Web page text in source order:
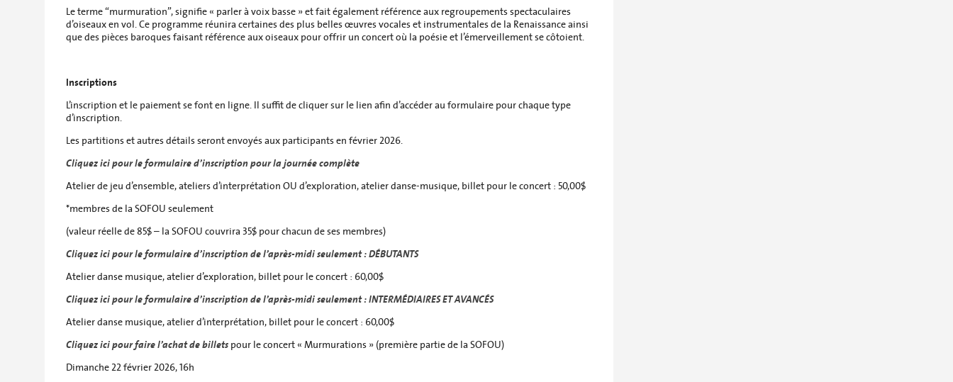
Le terme “murmuration”, signifie « parler à voix basse » et fait également référence aux regroupements spectaculaires
d’oiseaux en vol. Ce programme réunira certaines des plus belles œuvres vocales et instrumentales de la Renaissance ainsi
que des pièces baroques faisant référence aux oiseaux pour offrir un concert où la poésie et l’émerveillement se côtoient.
Inscriptions
L’inscription et le paiement se font en ligne. Il suffit de cliquer sur le lien afin d’accéder au formulaire pour chaque type
d’inscription.
Les partitions et autres détails seront envoyés aux participants en février 2026.
Cliquez ici pour le formulaire d’inscription pour la journée complète
Atelier de jeu d’ensemble, ateliers d’interprétation OU d’exploration, atelier danse-musique, billet pour le concert : 50,00$
*membres de la SOFOU seulement
(valeur réelle de 85$ – la SOFOU couvrira 35$ pour chacun de ses membres)
Cliquez ici pour le formulaire d’inscription de l’après-midi seulement : DÉBUTANTS
Atelier danse musique, atelier d’exploration, billet pour le concert : 60,00$
Cliquez ici pour le formulaire d’inscription de l’après-midi seulement : INTERMÉDIAIRES ET AVANCÉS
Atelier danse musique, atelier d’interprétation, billet pour le concert : 60,00$
Cliquez ici pour faire l’achat de billetspour le concert « Murmurations » (première partie de la SOFOU)
Dimanche 22 février 2026, 16h